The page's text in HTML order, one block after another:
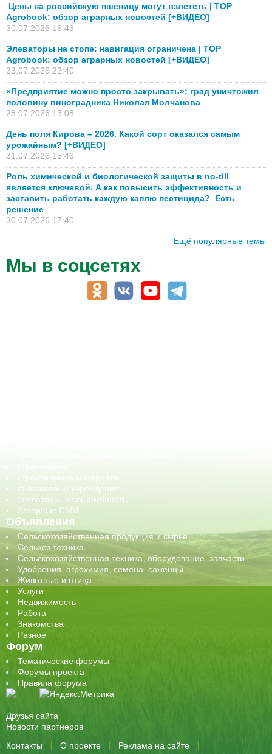
Цены на российскую пшеницу могут взлететь | TOP
Agrobook: обзор аграрных новостей [+ВИДЕО]
30.07.2026 16:43
Элеваторы на стопе: навигация ограничена | TOP
Agrobook: обзор аграрных новостей [+ВИДЕО]
23.07.2026 22:40
«Предприятие можно просто закрывать»: град уничтожил
половину виноградника Николая Молчанова
28.07.2026 13:08
День поля Кирова – 2026. Какой сорт оказался самым
урожайным? [+ВИДЕО]
31.07.2026 15:46
Роль химической и биологической защиты в no-till
является ключевой. А как повысить эффективность и
заставить работать каждую каплю пестицида? Есть
решение
30.07.2026 17:40
Ещё популярные темы
Мы в соцсетях
строительные материалы
финансовые учреждения
элеваторы, мелькомбинаты
Аграрные СМИ
Объявления
Сельскохозяйственная продукция и сырье
Сельхоз техника
Сельскохозяйственная техника, оборудование, запчасти
Удобрения, агрохимия, семена, саженцы
Животные и птица
Услуги
Недвижимость
Работа
Знакомства
Разное
Форум
Тематические форумы
Форумы проекта
Правила форума
Друзья сайта
Новости партнеров
Контакты
О проекте Реклама на сайте